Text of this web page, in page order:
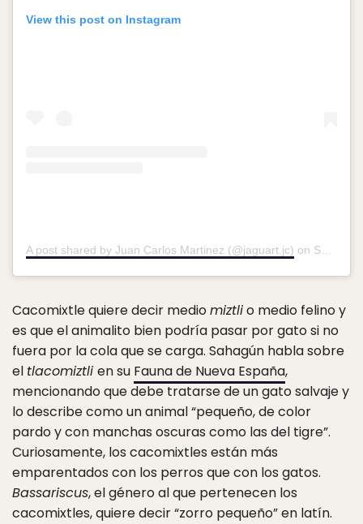
View this post on Instagram
A post shared by Juan Carlos Martinez (@jaguart.jc) on Sep 22, 2018 at 12:32pm PDT
Cacomixtle quiere decir mediomiztlio medio felino y
es que el animalito bien podría pasar por gato si no
fuera por la cola que se carga. Sahagún habla sobre
el tlacomiztli en su Fauna de Nueva España,
mencionando que debe tratarse de un gato salvaje y
lo describe como un animal “pequeño, de color
pardo y con manchas oscuras como las del tigre”.
Curiosamente, los cacomixtles están más
emparentados con los perros que con los gatos.
Bassariscus, el género al que pertenecen los
cacomixtles, quiere decir “zorro pequeño” en latín.